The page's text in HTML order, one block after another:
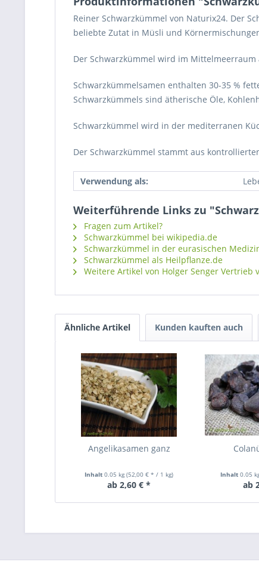
Reiner Schwarzkümmel von Naturix24. Der
beliebte Zutat in Müsli und
Der Schwarzkümmel wird im
Schwarzkümmelsamen enthalten 30-35 %
Schwarzkümmels sind ätherische Öle,
Schwarzkümmel wird in der mediterranen
Der Schwarzkümmel stammt aus
Verwendung als:
Weiterführende Links zu
Fragen zum Artikel?
Schwarzkümmel bei wikipedia.de
Schwarzkümmel in der eurasischen
Schwarzkümmel als Heilpflanze.de
Weitere Artikel von Holger Senger Vertrieb
Ähnliche Artikel Kunden kauften auch
Angelikasamen ganz
Inhalt0.05 kg(52,00 € * / 1 kg)
ab 2,60 € *
Inhalt 0.05
ab